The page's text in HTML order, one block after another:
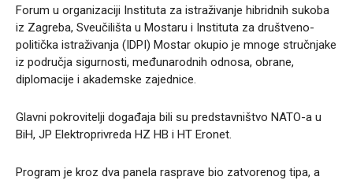
Forum u organizaciji Instituta za istraživanje hibridnih sukoba
iz Zagreba, Sveučilišta u Mostaru i Instituta za društveno-
politička istraživanja (IDPI) Mostar okupio je mnoge stručnjake
iz područja sigurnosti, međunarodnih odnosa, obrane,
diplomacije i akademske zajednice.
Glavni pokrovitelji događaja bili su predstavništvo NATO-a u
BiH, JP Elektroprivreda HZ HB i HT Eronet.
Program je kroz dva panela rasprave bio zatvorenog tipa, a